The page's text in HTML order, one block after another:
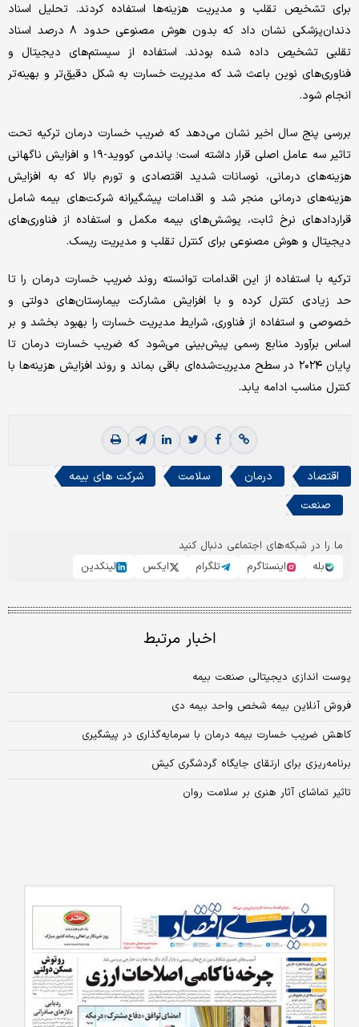
برای تشخیص تقلب و مدیریت هزینه‌ها استفاده کردند. تحلیل اسناد
دندان‌پزشکی نشان داد که بدون هوش مصنوعی حدود ۸ درصد اسناد
تقلبی تشخیص داده شده بودند. استفاده از سیستم‌های دیجیتال و
فناوری‌های نوین باعث شد که مدیریت خسارت به شکل دقیق‌تر و بهینه‌تر
انجام شود.
بررسی پنج سال اخیر نشان می‌دهد که ضریب خسارت درمان ترکیه تحت
تاثیر سه عامل اصلی قرار داشته است؛ پاندمی کووید-۱۹ و افزایش ناگهانی
هزینه‌های درمانی، نوسانات شدید اقتصادی و تورم بالا که به افزایش
هزینه‌های درمانی منجر شد و اقدامات پیشگیرانه شرکت‌های بیمه شامل
قراردادهای نرخ ثابت، پوشش‌های بیمه مکمل و استفاده از فناوری‌های
دیجیتال و هوش مصنوعی برای کنترل تقلب و مدیریت ریسک.
ترکیه با استفاده از این اقدامات توانسته روند ضریب خسارت درمان را تا
حد زیادی کنترل کرده و با افزایش مشارکت بیمارستان‌های دولتی و
خصوصی و استفاده از فناوری، شرایط مدیریت خسارت را بهبود بخشد و بر
اساس برآورد منابع رسمی پیش‌بینی می‌شود که ضریب خسارت درمان تا
پایان ۲۰۲۴ در سطح مدیریت‌شده‌ای باقی بماند و روند افزایش هزینه‌ها با
کنترل مناسب ادامه یابد.
اقتصاد درمان سلامت
شرکت های بیمه
صنعت
ما را در شبکه‌های اجتماعی دنبال کنید
بله
اینستاگرم تلگرام ایکس لینکدین
اخبار مرتبط
پوست اندازی دیجیتالی صنعت بیمه
فروش آنلاین بیمه شخص واحد بیمه دی
کاهش ضریب خسارت بیمه درمان با سرمایه‌گذاری در پیشگیری
برنامه‏‏‌‏‏‌ریزی برای ارتقای جایگاه گردشگری کیش
تاثیر تماشای آثار هنری بر سلامت روان